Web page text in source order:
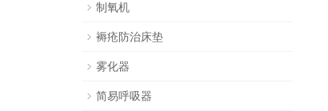
制氧机
褥疮防治床垫
雾化器
简易呼吸器